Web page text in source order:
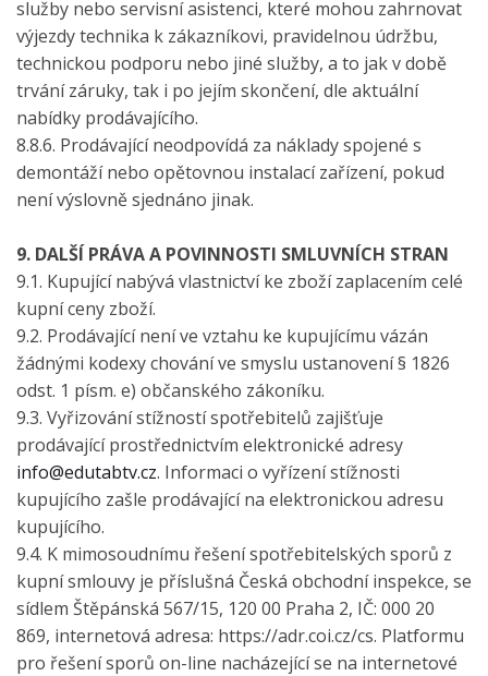
služby nebo servisní asistenci, které mohou zahrnovat
výjezdy technika k zákazníkovi, pravidelnou údržbu,
technickou podporu nebo jiné služby, a to jak v době
trvání záruky, tak i po jejím skončení, dle aktuální
nabídky prodávajícího.
8.8.6. Prodávající neodpovídá za náklady spojené s
demontáží nebo opětovnou instalací zařízení, pokud
není výslovně sjednáno jinak.
9. DALŠÍ PRÁVA A POVINNOSTI SMLUVNÍCH STRAN
9.1. Kupující nabývá vlastnictví ke zboží zaplacením celé
kupní ceny zboží.
9.2. Prodávající není ve vztahu ke kupujícímu vázán
žádnými kodexy chování ve smyslu ustanovení § 1826
odst. 1 písm. e) občanského zákoníku.
9.3. Vyřizování stížností spotřebitelů zajišťuje
prodávající prostřednictvím elektronické adresy
info@edutabtv.cz. Informaci o vyřízení stížnosti
kupujícího zašle prodávající na elektronickou adresu
kupujícího.
9.4. K mimosoudnímu řešení spotřebitelských sporů z
kupní smlouvy je příslušná Česká obchodní inspekce, se
sídlem Štěpánská 567/15, 120 00 Praha 2, IČ: 000 20
869, internetová adresa: https://adr.coi.cz/cs. Platformu
pro řešení sporů on-line nacházející se na internetové